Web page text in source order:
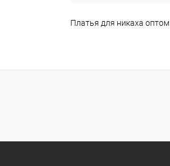
Платья для никаха оптом